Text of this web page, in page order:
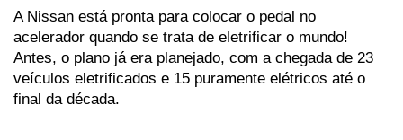
A Nissan está pronta para colocar o pedal no
acelerador quando se trata de eletrificar o mundo!
Antes, o plano já era planejado, com a chegada de 23
veículos eletrificados e 15 puramente elétricos até o
final da década.